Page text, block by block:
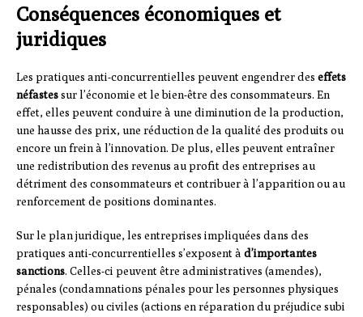
Conséquences économiques et
juridiques
Les pratiques anti-concurrentielles peuvent engendrer des effets
néfastessur l’économie et le bien-être des consommateurs. En
effet, elles peuvent conduire à une diminution de la production,
une hausse des prix, une réduction de la qualité des produits ou
encore un frein à l’innovation. De plus, elles peuvent entraîner
une redistribution des revenus au profit des entreprises au
détriment des consommateurs et contribuer à l’apparition ou au
renforcement de positions dominantes.
Sur le plan juridique, les entreprises impliquées dans des
pratiques anti-concurrentielles s’exposent à d’importantes
sanctions. Celles-ci peuvent être administratives (amendes),
pénales (condamnations pénales pour les personnes physiques
responsables) ou civiles (actions en réparation du préjudice subi